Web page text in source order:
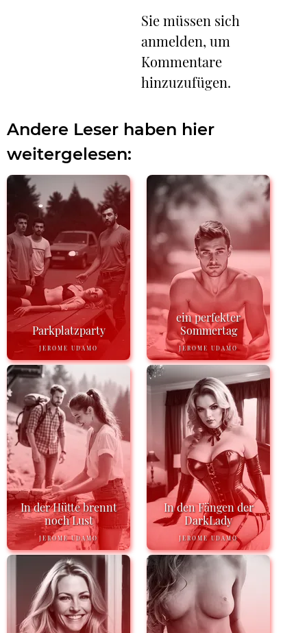
Sie müssen sich
anmelden, um
Kommentare
hinzuzufügen.
Andere Leser haben hier
weitergelesen:
Parkplatzparty
JEROME UDAMO
ein perfekter
Sommertag
JEROME UDAMO
In der Hütte brennt
noch Lust
JEROME UDAMO
In den Fängen der
DarkLady
JEROME UDAMO